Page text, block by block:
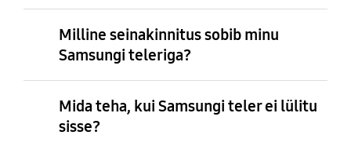
Milline seinakinnitus sobib minu
Samsungi teleriga?
Mida teha, kui Samsungi teler ei lülitu
sisse?